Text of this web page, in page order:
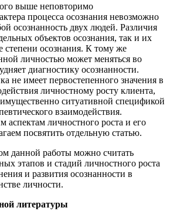
выше неповторимо
процесса осознания невозможно
осознанность двух людей. Различия
объектов осознания, так и их
степени осознания. К тому же
личностью может меняться во
диагностику осознанности.
не имеет первостепенного значения в
личностному росту клиента,
ситуативной спецификой
взаимодействия.
аспектам личностного роста и его
посвятить отдельную статью.
данной работы можно считать
этапов и стадий личностного роста
и развития осознанности в
личности.
литературы